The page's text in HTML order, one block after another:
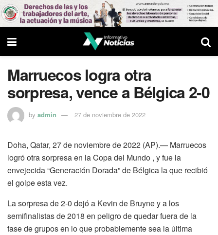
Marruecos logra otra
sorpresa, vence a Bélgica 2-0
by admin 27 de noviembre de 2022
Doha, Qatar, 27 de noviembre de 2022 (AP).— Marruecos
logró otra sorpresa en la Copa del Mundo , y fue la
envejecida “Generación Dorada” de Bélgica la que recibió
el golpe esta vez.
La sorpresa de 2-0 dejó a Kevin de Bruyne y a los
semifinalistas de 2018 en peligro de quedar fuera de la
fase de grupos en lo que probablemente sea la última